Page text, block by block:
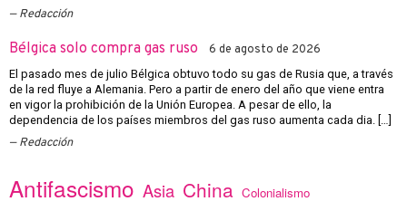
Redacción
Bélgica solo compra gas ruso 6 de agosto de 2026
El pasado mes de julio Bélgica obtuvo todo su gas de Rusia que, a través
de la red fluye a Alemania. Pero a partir de enero del año que viene entra
en vigor la prohibición de la Unión Europea. A pesar de ello, la
dependencia de los países miembros del gas ruso aumenta cada dia. […]
Redacción
Antifascismo Asia China Colonialismo